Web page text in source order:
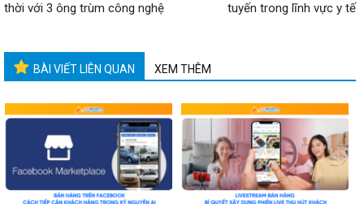
thời với 3 ông trùm công nghệ
tuyến trong lĩnh vực y tế
BÀI VIẾT LIÊN QUAN XEM THÊM